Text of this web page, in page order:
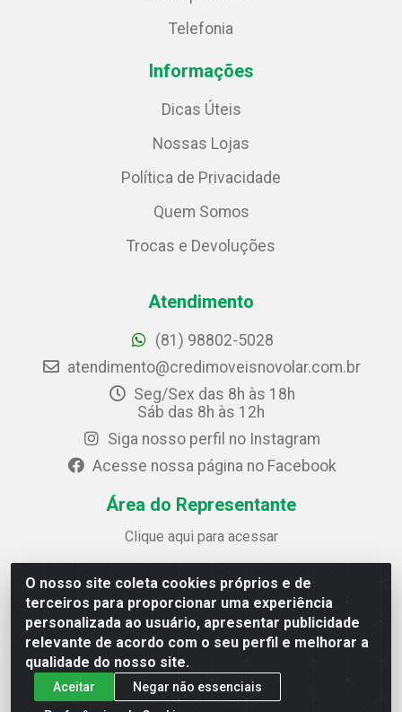
O nosso site coleta cookies próprios e de
terceiros para proporcionar uma experiência
personalizada ao usuário, apresentar publicidade
relevante de acordo com o seu perfil e melhorar a
qualidade do nosso site.
Aceitar
Negar não essenciais
Telefonia
Informações
Dicas Úteis
Nossas Lojas
Política de Privacidade
Quem Somos
Trocas e Devoluções
Atendimento
(81) 98802-5028
atendimento@credimoveisnovolar.com.br
Seg/Sex das 8h às 18h
Sáb das 8h às 12h
Siga nosso perfil no Instagram
Acesse nossa página no Facebook
Área do Representante
Clique aqui para acessar
Credimóveis Novolar Ltda
Rua José Alves Bezerra, 430 - Prazeres - Jaboatão dos
Guararapes / PE - CEP 54.325-610
CNPJ: 09.930.165/0013-70